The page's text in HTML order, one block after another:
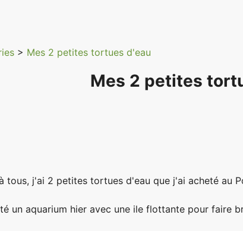
> Mes 2 petites tortues d'eau
Mes 2 petites
tous, j'ai 2 petites tortues d'eau que j'ai acheté au
un aquarium hier avec une ile flottante pour faire